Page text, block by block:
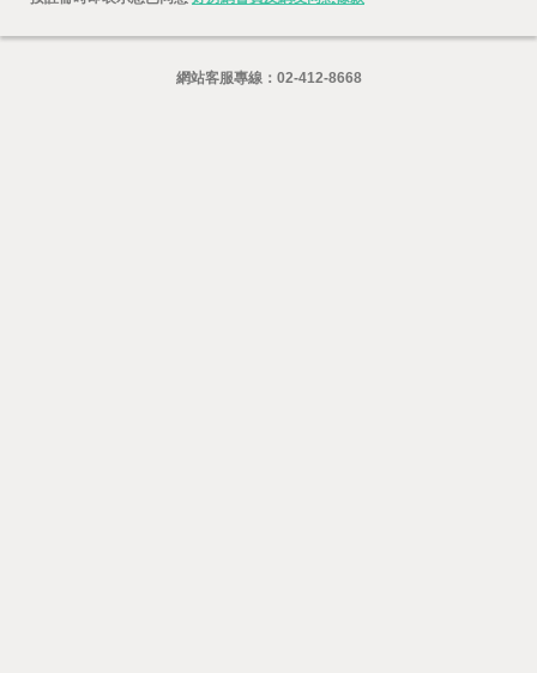
網站客服專線： 02-412-8668